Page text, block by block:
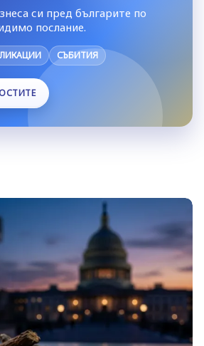
си пред българите по
послание.
СЪБИТИЯ